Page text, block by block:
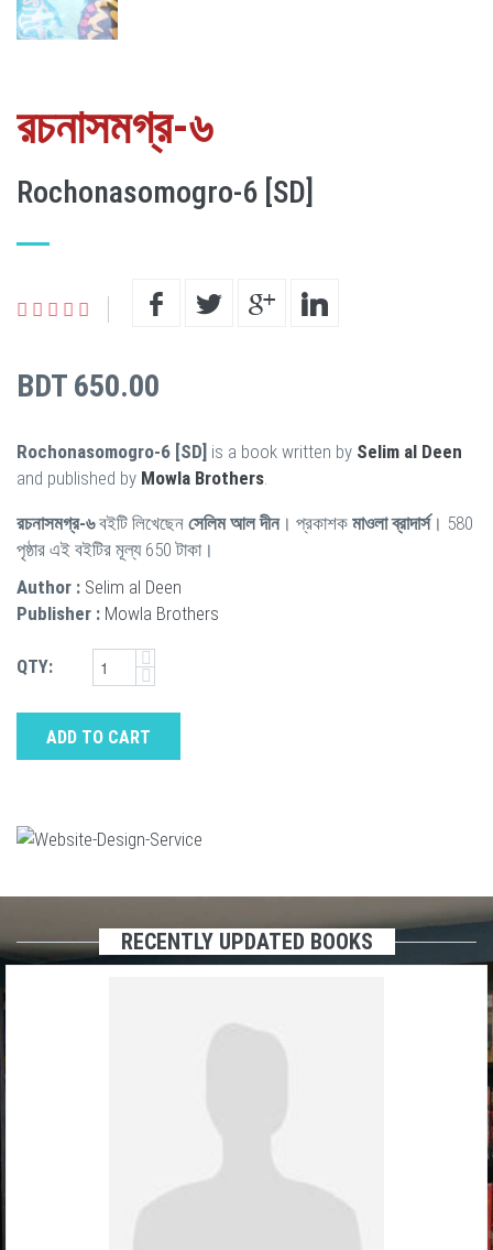
রচনাসমগ্র-৬
Rochonasomogro-6 [SD]
BDT 650.00
Rochonasomogro-6 [SD] is a book written by Selim al Deen
and published by Mowla Brothers
রচনাসমগ্র-৬বইটি লিখেছেন সেলিম আল দীন। প্রকাশক মাওলা ব্রাদার্স। 580
পৃষ্ঠার এই বইটির মূল্য 650 টাকা।
Author : Selim al Deen
Publisher : Mowla Brothers
QTY:
ADD TO CART
RECENTLY UPDATED BOOKS